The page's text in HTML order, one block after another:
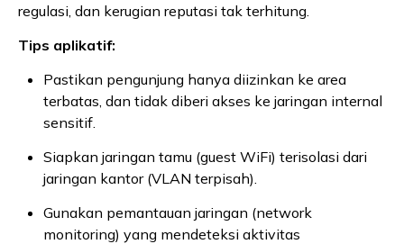
regulasi, dan kerugian reputasi tak terhitung.
Tips aplikatif:
Pastikan pengunjung hanya diizinkan ke area
terbatas, dan tidak diberi akses ke jaringan internal
sensitif.
Siapkan jaringan tamu (guest WiFi) terisolasi dari
jaringan kantor (VLAN terpisah).
Gunakan pemantauan jaringan (network
monitoring) yang mendeteksi aktivitas